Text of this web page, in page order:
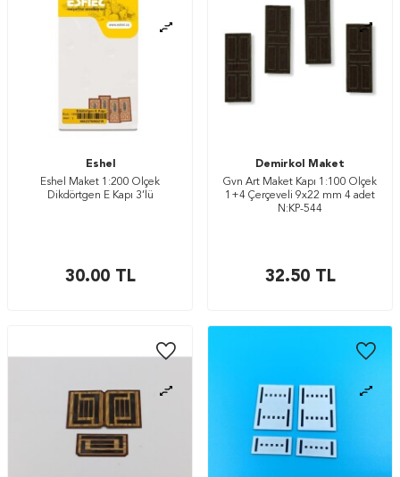
Eshel
Eshel Maket 1:200 Ölçek
Dikdörtgen E Kapı 3’lü
30.00TL
Demirkol Maket
Gvn Art Maket Kapı 1:100 Ölçek
1+4 Çerçeveli 9x22 mm 4 adet
N:KP-544
32.50TL